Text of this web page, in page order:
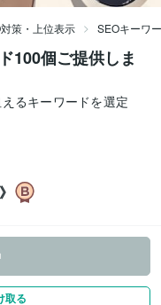
策・上位表示 SEOキーワ
100個ご提供しま
るキーワードを選定
取る